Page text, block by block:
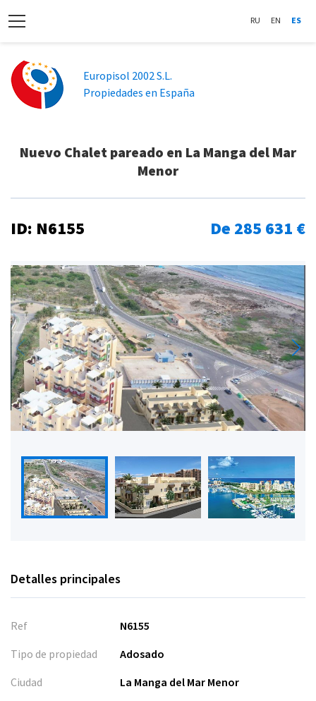
RU EN ES
Europisol 2002 S.L.
Propiedades en España
Nuevo Chalet pareado en La Manga del Mar
Menor
ID: N6155 De 285 631 €
Detalles principales
Ref
N6155
Tipo de propiedad
Adosado
Ciudad
La Manga del Mar Menor